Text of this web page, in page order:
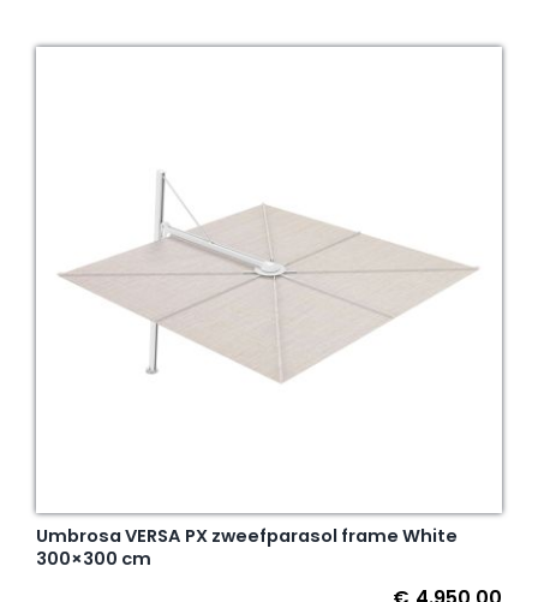
Umbrosa VERSA PX zweefparasol frame White
300×300 cm